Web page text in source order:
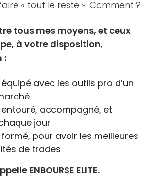
« tout le reste ». Comment ?
tous mes moyens, et ceux
à votre disposition,
:
avec les outils pro d’un
entouré, accompagné, et
jour
pour avoir les meilleures
de trades
ENBOURSE ELITE.